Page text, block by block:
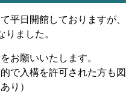
平日開館しておりますが、
ました。
お願いいたします。
で入構を許可された方も図
り）